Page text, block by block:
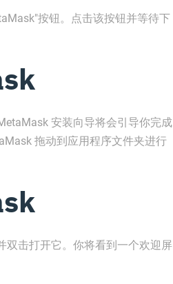
按钮。点击该按钮并等待下
安装向导将会引导你完成
拖动到应用程序文件夹进行
双击打开它。你将看到一个欢迎屏